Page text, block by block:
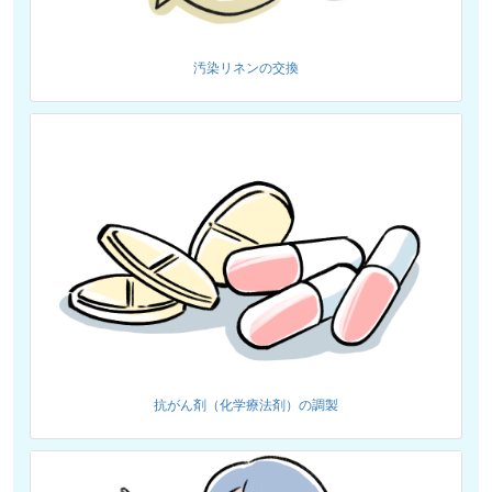
汚染リネンの交換
抗がん剤（化学療法剤）の調製